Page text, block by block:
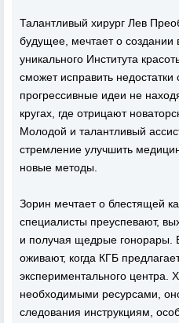
Талантливый хирург Лев
будущее, мечтает о
уникального Института
сможет исправить
прогрессивные идеи не
кругах, где отрицают
Молодой и талантливый
стремление улучшить
новые методы.
Зорин мечтает о блестящей
специалисты преуспевают,
и получая щедрые гонорары.
оживают, когда КГБ
экспериментального центра.
необходимыми ресурсами,
следования инструкциям,